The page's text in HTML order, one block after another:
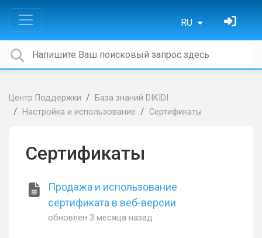
RU
Центр Поддержки
База знаний DIKIDI
Настройка и использование
Сертификаты
Сертификаты
Продажа и использование
сертификата в веб-версии
обновлен 3 месяца назад